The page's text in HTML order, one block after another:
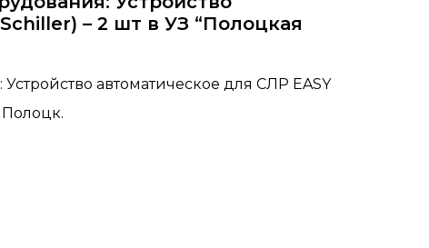
– 2 шт в УЗ “Полоцкая
автоматическое для СЛР EASY
Полоцк.